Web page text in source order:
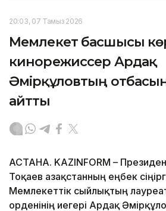
20:03, 07 Тамыз 2026
Мемлекет басшысы
кинорежиссер Ардақ
Әмірқұловтың
айтты
АСТАНА. KAZINFORM –
Тоқаев Қазақстанның еңбек
Мемлекеттік сыйлықтың
орденінің иегері Ардақ